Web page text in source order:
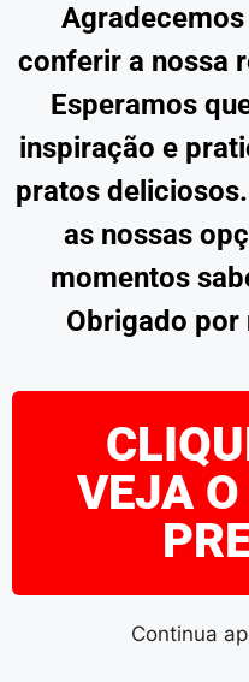
conferir a nossa
Esperamos
inspiração e
pratos
as nossas
momentos
Obrigado por
VEJA
Continua